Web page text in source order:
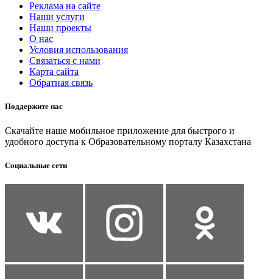
Реклама на сайте
Наши услуги
Наши проекты
О нас
Условия использования
Связаться с нами
Карта сайта
Обратная связь
Поддержите нас
Скачайте наше мобильное приложение для быстрого и
удобного доступа к Образовательному порталу Казахстана
Социальные сети